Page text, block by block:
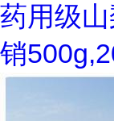
药用级
销